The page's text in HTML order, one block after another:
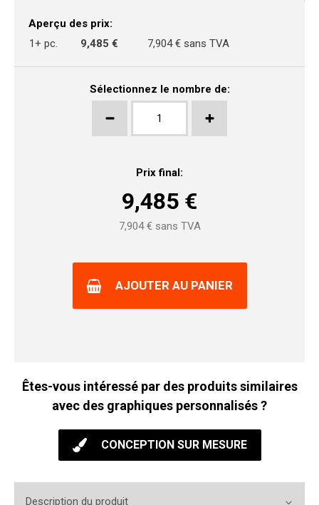
Aperçu des prix:
1+ pc.
9,485 € 7,904 € sans TVA
Sélectionnez le nombre de:
Prix final:
9,485 €
7,904€ sans TVA
AJOUTER AU PANIER
Êtes-vous intéressé par des produits similaires
avec des graphiques personnalisés ?
CONCEPTION SUR MESURE
Description du produit